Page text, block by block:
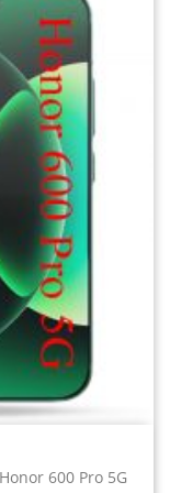
Huawei à
pouvez opter
robuste,
Smartphone
ne
ou de
l’utilisez.
de design
une
ou une
est la
coque de
et exclusif
des modèles
400 Lite 5G -
/ housse
90 Smart 5G
/ Housse
600 Pro 5G